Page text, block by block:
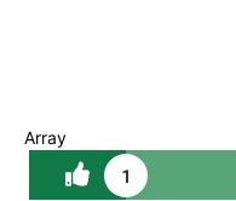
Array
1